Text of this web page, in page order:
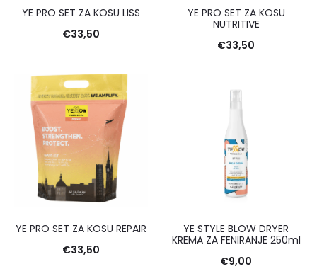
YE PRO SET ZA KOSU LISS
€33,50
YE PRO SET ZA KOSU
NUTRITIVE
€33,50
YE PRO SET ZA KOSU REPAIR
€33,50
YE STYLE BLOW DRYER
KREMA ZA FENIRANJE 250ml
€9,00